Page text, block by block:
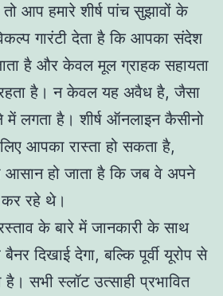
आप हमारे शीर्ष पांच सुझावों के
गारंटी देता है कि आपका संदेश
है और केवल मूल ग्राहक सहायता
है। न केवल यह अवैध है, जैसा
लगता है। शीर्ष ऑनलाइन कैसीनो
आपका रास्ता हो सकता है,
आसान हो जाता है कि जब वे अपने
कर रहे थे।
के बारे में जानकारी के साथ
दिखाई देगा, बल्कि पूर्वी यूरोप से
सभी स्लॉट उत्साही प्रभावित